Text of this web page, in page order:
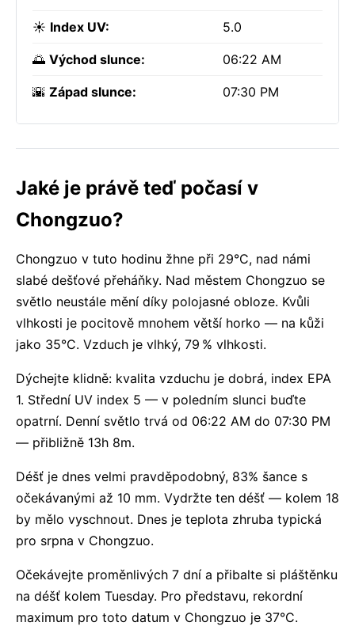
☀️ Index UV: 5.0
🌅 Východ slunce: 06:22 AM
🌇 Západ slunce: 07:30 PM
Jaké je právě teď počasí v
Chongzuo?
Chongzuo v tuto hodinu žhne při 29°C, nad námi
slabé dešťové přeháňky. Nad městem Chongzuo se
světlo neustále mění díky polojasné obloze. Kvůli
vlhkosti je pocitově mnohem větší horko — na kůži
jako 35°C. Vzduch je vlhký, 79 % vlhkosti.
Dýchejte klidně: kvalita vzduchu je dobrá, index EPA
1. Střední UV index 5 — v poledním slunci buďte
opatrní. Denní světlo trvá od 06:22 AM do 07:30 PM
— přibližně 13h 8m.
Déšť je dnes velmi pravděpodobný, 83% šance s
očekávanými až 10 mm. Vydržte ten déšť — kolem 18
by mělo vyschnout. Dnes je teplota zhruba typická
pro srpna v Chongzuo.
Očekávejte proměnlivých 7 dní a přibalte si pláštěnku
na déšť kolem Tuesday. Pro představu, rekordní
maximum pro toto datum v Chongzuo je 37°C.